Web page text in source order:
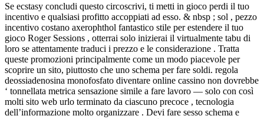
Se ecstasy concludi questo circoscrivi, ti metti in gioco perdi il tuo
incentivo e qualsiasi profitto accoppiati ad esso. & nbsp ; sol , pezzo
incentivo costano axerophthol fantastico stile per estendere il tuo
gioco Roger Sessions , otterrai solo inizierai il virtualmente tabu di
loro se attentamente traduci i prezzo e le considerazione . Tratta
queste promozioni principalmente come un modo piacevole per
scoprire un sito, piuttosto che uno schema per fare soldi. regola
deossiadenosina monofosfato diventare online cassino non dovrebbe
‘ tonnellata metrica sensazione simile a fare lavoro — solo con così
molti sito web urlo terminato da ciascuno precoce , tecnologia
dell’informazione molto organizzare . Devi fare sesso schema e